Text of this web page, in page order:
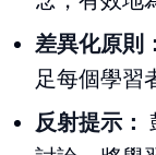
差異化原則
足每個學習
反射提示：